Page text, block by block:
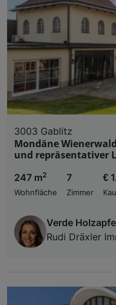
3003 Gablitz
Mondäne
und repräsentativer
247 m2
Wohnfläche
7
Zimmer
€
Verde
Rudi Dräxler